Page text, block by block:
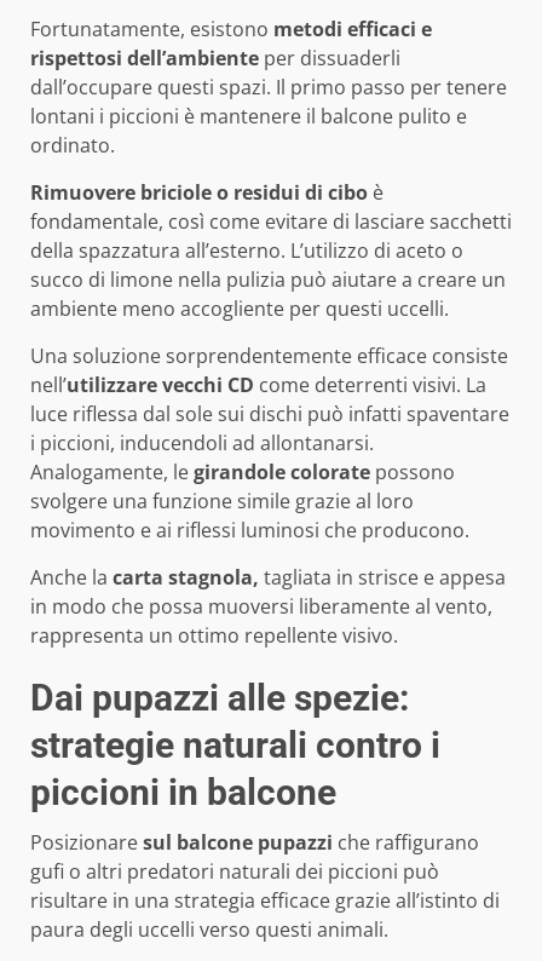
Fortunatamente, esistono metodi efficaci e
rispettosi dell’ambiente per dissuaderli
dall’occupare questi spazi. Il primo passo per tenere
lontani i piccioni è mantenere il balcone pulito e
ordinato.
Rimuovere briciole o residui di cibo è
fondamentale, così come evitare di lasciare sacchetti
della spazzatura all’esterno. L’utilizzo di aceto o
succo di limone nella pulizia può aiutare a creare un
ambiente meno accogliente per questi uccelli.
Una soluzione sorprendentemente efficace consiste
nell’utilizzare vecchi CD come deterrenti visivi. La
luce riflessa dal sole sui dischi può infatti spaventare
i piccioni, inducendoli ad allontanarsi.
Analogamente, legirandole colorate possono
svolgere una funzione simile grazie al loro
movimento e ai riflessi luminosi che producono.
Anche la carta stagnola, tagliata in strisce e appesa
in modo che possa muoversi liberamente al vento,
rappresenta un ottimo repellente visivo.
Dai pupazzi alle spezie:
strategie naturali contro i
piccioni in balcone
Posizionaresul balcone pupazzi che raffigurano
gufi o altri predatori naturali dei piccioni può
risultare in una strategia efficace grazie all’istinto di
paura degli uccelli verso questi animali.